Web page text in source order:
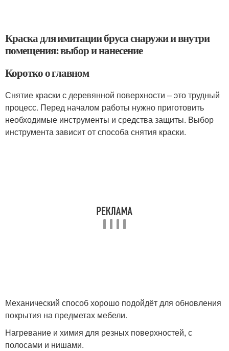
Краска для имитации бруса снаружи и внутри
помещения: выбор и нанесение
Коротко о главном
Снятие краски с деревянной поверхности – это трудный
процесс. Перед началом работы нужно приготовить
необходимые инструменты и средства защиты. Выбор
инструмента зависит от способа снятия краски.
Механический способ хорошо подойдёт для обновления
покрытия на предметах мебели.
Нагревание и химия для резных поверхностей, с
полосами и нишами.